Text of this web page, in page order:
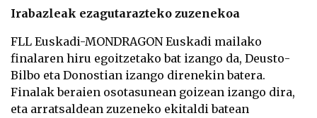
Irabazleak ezagutarazteko zuzenekoa
FLL Euskadi-MONDRAGON Euskadi mailako
finalaren hiru egoitzetako bat izango da, Deusto-
Bilbo eta Donostian izango direnekin batera.
Finalak beraien osotasunean goizean izango dira,
eta arratsaldean zuzeneko ekitaldi batean